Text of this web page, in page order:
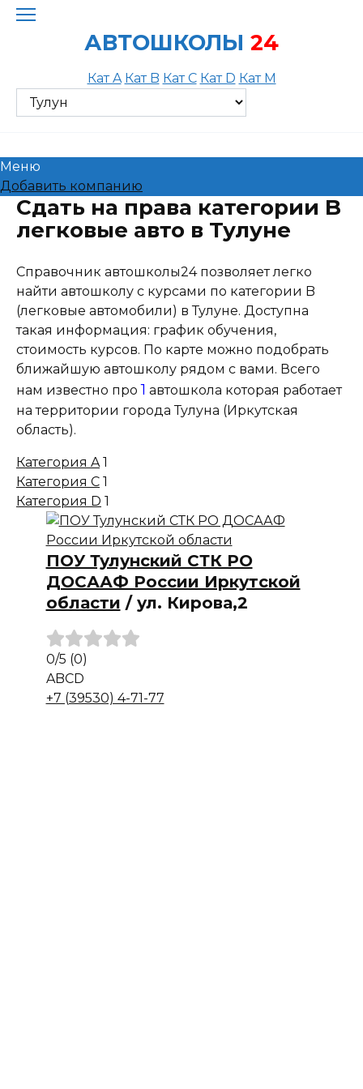
Skip
АВТОШКОЛЫ 24
Кат A Кат B Кат C Кат D Кат M
Меню
Добавить компанию
Сдать на права категории B
легковые авто в Тулуне
Справочник автошколы24 позволяет легко
найти автошколу с курсами по категории B
(легковые автомобили) в Тулуне. Доступна
такая информация: график обучения,
стоимость курсов. По карте можно подобрать
ближайшую автошколу рядом с вами. Всего
нам известно про1 автошкола которая работает
на территории города Тулуна (Иркутская
область).
Категория A 1
Категория C 1
Категория D 1
ПОУ Тулунский СТК РО
ДОСААФ России Иркутской
области / ул. Кирова,2
0/5 (0)
ABCD
+7 (39530) 4-71-77